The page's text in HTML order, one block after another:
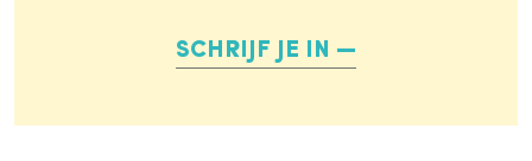
SCHRIJF JE IN